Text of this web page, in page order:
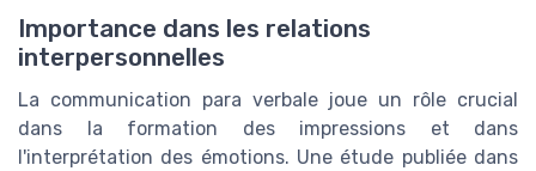
Importance dans les relations
interpersonnelles
La communication para verbale joue un rôle crucial
dans la formation des impressions et dans
l'interprétation des émotions. Une étude publiée dans